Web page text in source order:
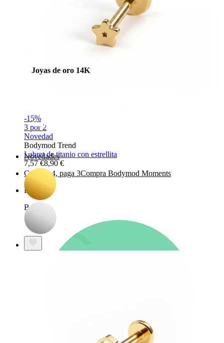
Joyas de oro 14K
Compra titanio
Novedades
Compra 4, paga 3Compra Bodymod Moments
Brands
Brands
-15%
3 por 2
Novedad
Bodymod Trend
Labret de titanio con estrellita
7,57 €8,90 €